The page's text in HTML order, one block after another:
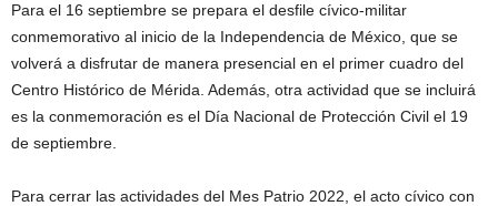
Para el 16 septiembre se prepara el desfile cívico-militar
conmemorativo al inicio de la Independencia de México, que se
volverá a disfrutar de manera presencial en el primer cuadro del
Centro Histórico de Mérida. Además, otra actividad que se incluirá
es la conmemoración es el Día Nacional de Protección Civil el 19
de septiembre.
Para cerrar las actividades del Mes Patrio 2022, el acto cívico con